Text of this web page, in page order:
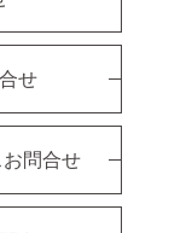
せ
お問合せ